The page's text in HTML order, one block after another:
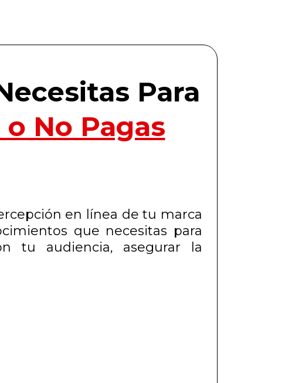
Para
No Pagas
en línea de tu marca
que necesitas para
tu audiencia, asegurar la